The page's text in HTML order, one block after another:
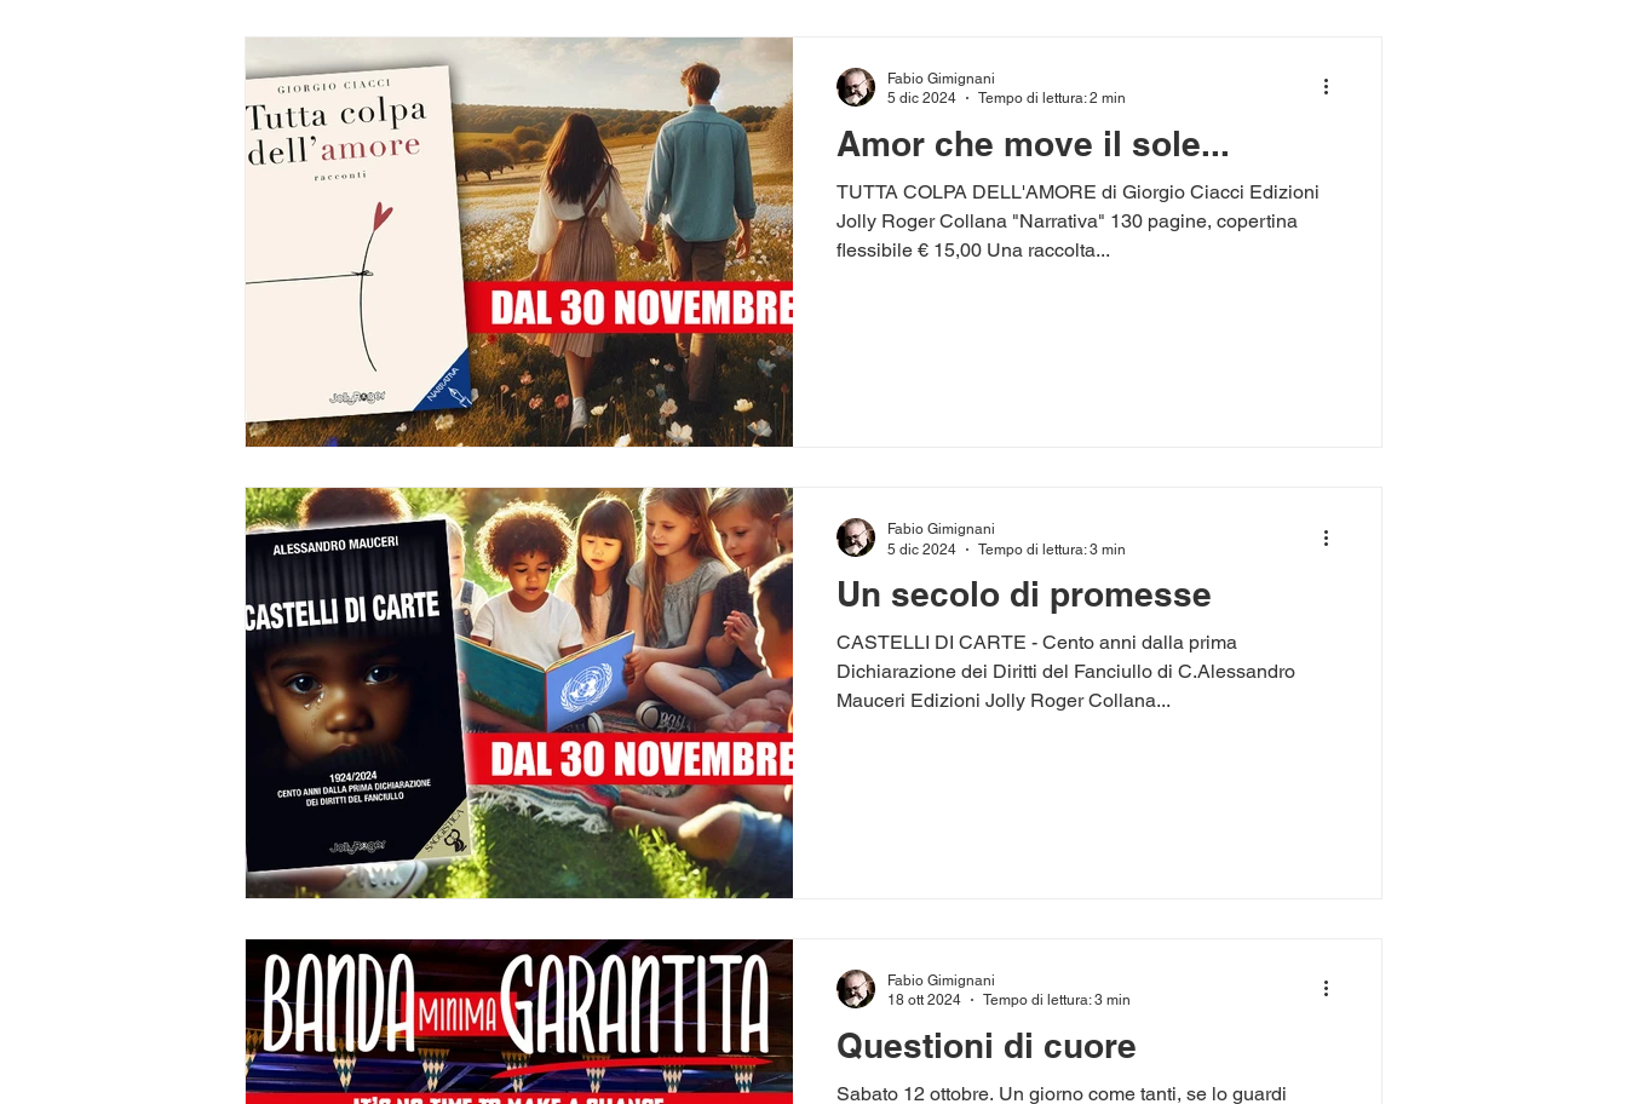
Amor che move il sole...
TUTTA COLPA DELL'AMORE di Giorgio Ciacci Edizioni
Jolly Roger Collana "Narrativa" 130 pagine, copertina
flessibile € 15,00 Una raccolta...
Fabio Gimignani
5 dic 2024
Tempo di lettura: 2 min
Un secolo di promesse
CASTELLI DI CARTE - Cento anni dalla prima
Dichiarazione dei Diritti del Fanciullo di C.Alessandro
Mauceri Edizioni Jolly Roger Collana...
Fabio Gimignani
5 dic 2024
Tempo di lettura: 3 min
Questioni di cuore
Sabato 12 ottobre. Un giorno come tanti, se lo guardi
Fabio Gimignani
18 ott 2024
Tempo di lettura: 3 min